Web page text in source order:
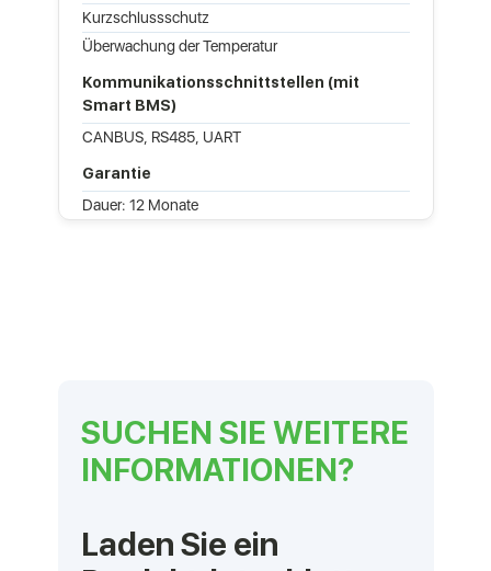
Kurzschlussschutz
Überwachung der Temperatur
Kommunikationsschnittstellen (mit
Smart BMS)
CANBUS, RS485, UART
Garantie
Dauer: 12 Monate
SUCHEN SIE WEITERE
INFORMATIONEN?
Laden Sie ein